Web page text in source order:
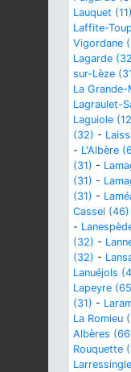
Lauquet (11)
Laffite-
Vigordane
Lagarde
sur-Lèze
La
Lagraulet-
Laguiole
(32) -
- L'Albère
(31) -
(31) -
(31) -
Cassel (46)
-
(32) -
(32) -
Lanuéjols
Lapeyre
(31) -
La Romieu
Albères
Rouquette